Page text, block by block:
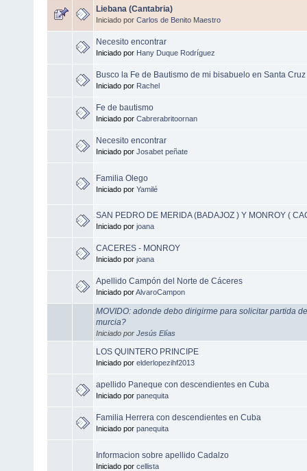
Liebana (Cantabria)
Iniciado por Carlos de Benito Maestro
Necesito encontrar
Iniciado por Hany Duque Rodríguez
Busco la Fe de Bautismo de mi bisabuelo en Santa
Iniciado por Rachel
Fe de bautismo
Iniciado por Cabrerabritoornan
Necesito encontrar
Iniciado por Josabet peñate
Familia Olego
Iniciado por Yamilé
SAN PEDRO DE MERIDA (BADAJOZ ) Y MONROY (
Iniciado por joana
CACERES - MONROY
Iniciado por joana
Apellido Campón del Norte de Cáceres
Iniciado porAlvaroCampon
MOVIDO: adonde debo dirigirme para solicitar partida
murcia?
Iniciado por Jesús Elías
LOS QUINTERO PRINCIPE
Iniciado por elderlopezihf2013
apellido Paneque con descendientes en Cuba
Iniciado por panequita
Familia Herrera con descendientes en Cuba
Iniciado por panequita
Informacion sobre apellido Cadalzo
Iniciado por cellista